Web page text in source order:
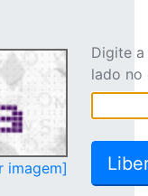
imagem]
Digite
lado no